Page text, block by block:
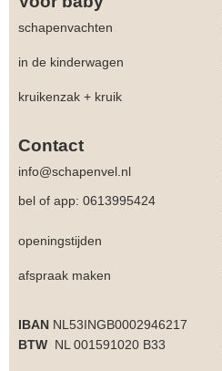
schapenvachten
in de kinderwagen
kruikenzak + kruik
Contact
info@schapenvel.nl
bel of app: 0613995424
openingstijden
afspraak maken
IBAN NL53INGB0002946217
BTW NL 001591020 B33